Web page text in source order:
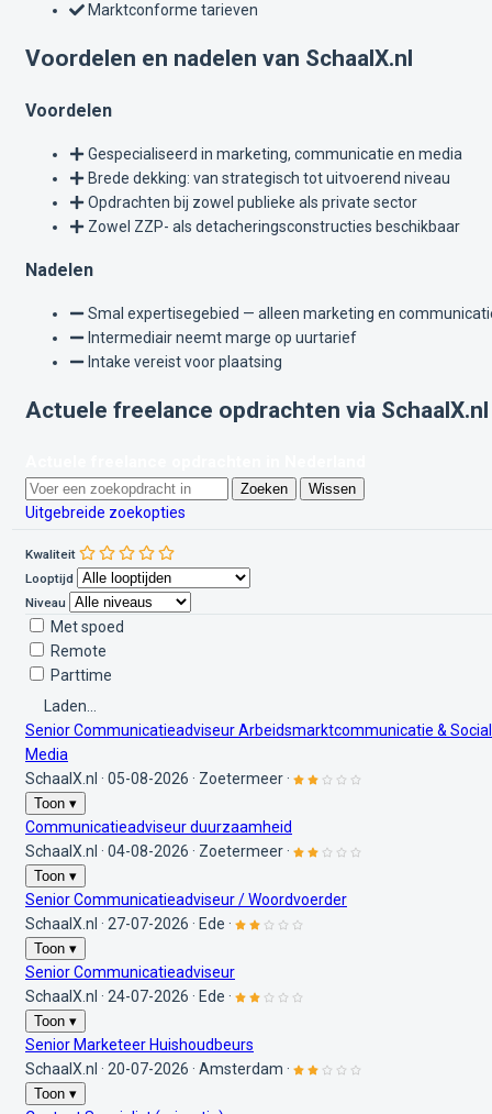
Marktconforme tarieven
Voordelen en nadelen van SchaalX.nl
Voordelen
Gespecialiseerd in marketing, communicatie en media
Brede dekking: van strategisch tot uitvoerend niveau
Opdrachten bij zowel publieke als private sector
Zowel ZZP- als detacheringsconstructies beschikbaar
Nadelen
Smal expertisegebied — alleen marketing en
Intermediair neemt marge op uurtarief
Intake vereist voor plaatsing
Actuele freelance opdrachten via SchaalX.nl
Zoeken Wissen
Uitgebreide zoekopties
Kwaliteit
Looptijd
Niveau
Met spoed
Remote
Parttime
Laden...
Senior Communicatieadviseur Arbeidsmarktcommunicatie & Social
Media
SchaalX.nl · 05-08-2026 · Zoetermeer ·
Toon ▾
Communicatieadviseur duurzaamheid
SchaalX.nl · 04-08-2026 · Zoetermeer ·
Toon ▾
Senior Communicatieadviseur / Woordvoerder
SchaalX.nl · 27-07-2026 · Ede ·
Toon ▾
Senior Communicatieadviseur
SchaalX.nl · 24-07-2026 · Ede ·
Toon ▾
Senior Marketeer Huishoudbeurs
SchaalX.nl · 20-07-2026 · Amsterdam ·
Toon ▾